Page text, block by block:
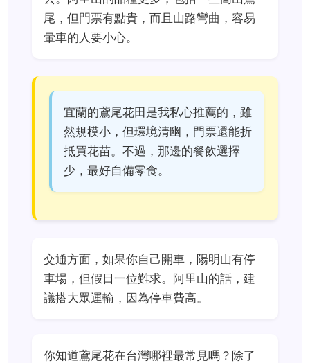
尾，但門票有點貴，而且山路彎曲，容易
暈車的人要小心。
宜蘭的鳶尾花田是我私心推薦的，雖
然規模小，但環境清幽，門票還能折
抵買花苗。不過，那邊的餐飲選擇
少，最好自備零食。
交通方面，如果你自己開車，陽明山有停
車場，但假日一位難求。阿里山的話，建
議搭大眾運輸，因為停車費高。
你知道鳶尾花在台灣哪裡最常見嗎？除了